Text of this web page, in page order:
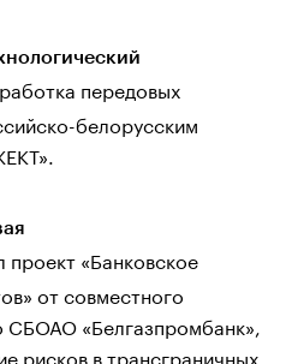
передовых
белорусским
проект «Банковское
от совместного
«Белгазпромбанк»,
рисков в трансграничных